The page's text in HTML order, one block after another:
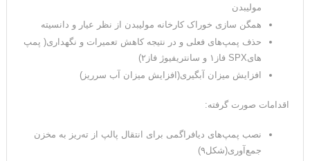
مولیبدن
همگن سازی خوراک کارخانه مولیبدن از نظر عیار و دانسیته
حذف پمپ‌های فعلی و در نتیجه کاهش تعمیرات و نگهداری( پمپ
هایSPX فاز۱ و سانتریفیوژ فاز۲)
افزایش میزان آبگیری(افزایش میزان آب سرریز)
اقدامات صورت گرفته:
نصب پمپ‌های دیافراگمی برای انتقال پالپ از ته‌ریز به مخزن
جمع‌آوری(شکل۹)